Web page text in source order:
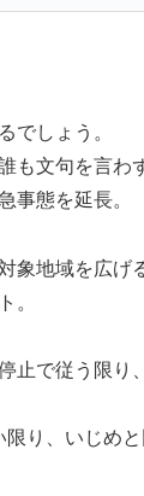
でしょう。
も文句を言わ
事態を延長。
象地域を広げ
。
止で従う限り
り、いじめ